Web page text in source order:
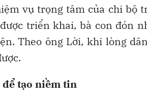
vụ trọng tâm của chi bộ
triển khai, bà con đón
Theo ông Lời, khi lòng
tạo niềm tin